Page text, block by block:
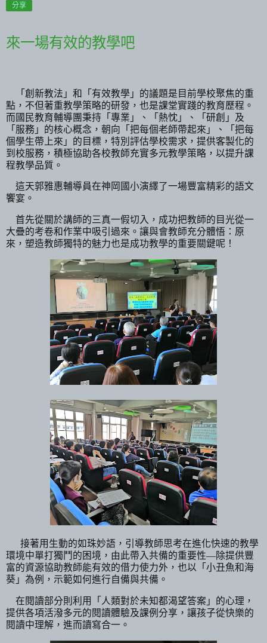
分享
來一場有效的教學吧
「創新教法」和「有效教學」的議題是目前學校聚焦的重
點，不但著重教學策略的研發，也是課堂實踐的教育歷程。
而國民教育輔導團秉持「專業」、「熱忱」、「研創」及
「服務」的核心概念，朝向「把每個老師帶起來」、「把每
個學生帶上來」的目標，特別評估學校需求，提供客製化的
到校服務，積極協助各校教師充實多元教學策略，以提升課
程教學品質。
這天郭雅惠輔導員在神岡國小演繹了一場豐富精彩的語文
饗宴。
首先從關於講師的三真一假切入，成功把教師的目光從一
大疊的考卷和作業中吸引過來。讓與會教師充分體悟：原
來，塑造教師獨特的魅力也是成功教學的重要關鍵呢！
接著用生動的如珠妙語，引導教師思考在進化快速的教學
環境中單打獨鬥的困境，由此帶入共備的重要性—除提供豐
富的資源協助教師能有效的借力使力外，也以「小丑魚和海
葵」為例，示範如何進行自備與共備。
在閱讀部分則利用「人類對於未知都渴望答案」的心理，
提供各項活潑多元的閱讀體驗及課例分享，讓孩子從快樂的
閱讀中理解，進而讀寫合一。